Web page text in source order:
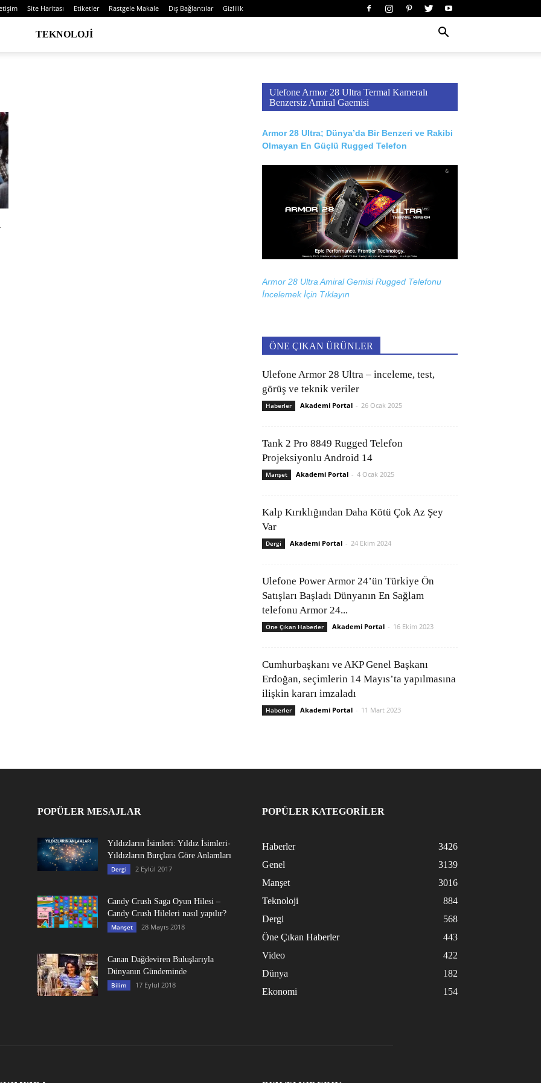
Site Haritası Etiketler Rastgele Makale Dış Bağlantılar Gizlilik
TEKNOLOJI
Ulefone Armor 28 Ultra Termal Kameralı
Benzersiz Amiral Gaemisi
Armor 28 Ultra; Dünya’da Bir Benzeri ve Rakibi
Olmayan En Güçlü Rugged Telefon
Armor 28 Ultra Amiral Gemisi Rugged Telefonu
İncelemek İçin Tıklayın
ÖNE ÇIKAN ÜRÜNLER
Ulefone Armor 28 Ultra – inceleme, test,
görüş ve teknik veriler
Haberler Akademi Portal - 26 Ocak 2025
Tank 2 Pro 8849 Rugged Telefon
Projeksiyonlu Android 14
Manşet Akademi Portal - 4 Ocak 2025
Kalp Kırıklığından Daha Kötü Çok Az Şey
Var
Dergi Akademi Portal - 24 Ekim 2024
Ulefone Power Armor 24’ün Türkiye Ön
Satışları Başladı Dünyanın En Sağlam
telefonu Armor 24...
Öne Çıkan Haberler Akademi Portal - 16 Ekim 2023
Cumhurbaşkanı ve AKP Genel Başkanı
Erdoğan, seçimlerin 14 Mayıs’ta yapılmasına
ilişkin kararı imzaladı
Haberler Akademi Portal - 11 Mart 2023
POPÜLER MESAJLAR
Yıldızların İsimleri: Yıldız İsimleri-
Yıldızların Burçlara Göre Anlamları
Dergi 2 Eylül 2017
Candy Crush Saga Oyun Hilesi –
Candy Crush Hileleri nasıl yapılır?
Manşet 28 Mayıs 2018
Canan Dağdeviren Buluşlarıyla
Dünyanın Gündeminde
Bilim 17 Eylül 2018
POPÜLER KATEGORİLER
Haberler
3426
Genel
3139
Manşet
3016
Teknoloji
884
Dergi
568
Öne Çıkan Haberler
443
Video
422
Dünya
182
Ekonomi
154